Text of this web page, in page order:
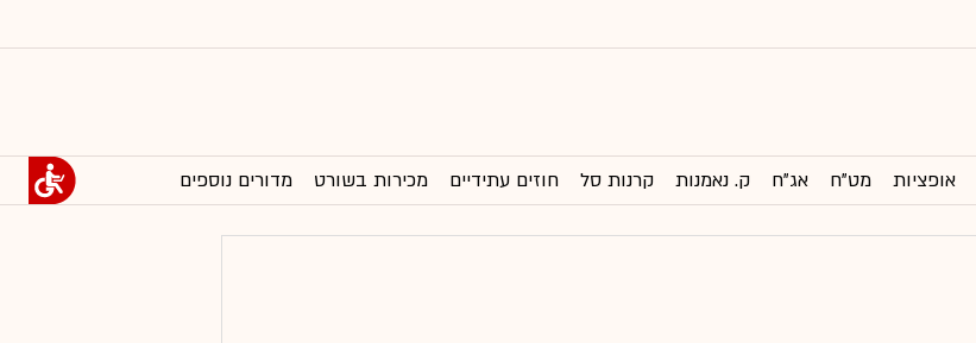
אופציות מט"ח אג"ח ק. נאמנות קרנות סל חוזים עתידיים מכירות בשורט מדורים נוספים